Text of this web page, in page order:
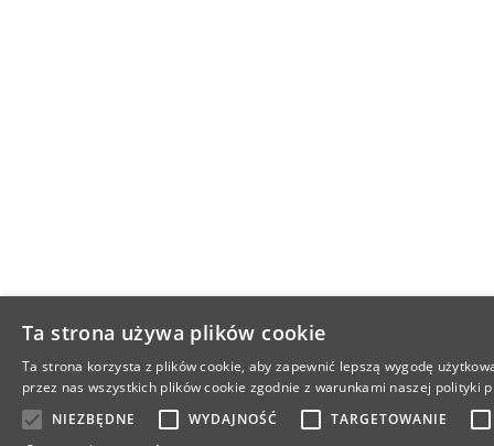
Ta strona używa plików cookie
Ta strona korzysta z plików cookie, aby zapewnić lepszą wygodę
przez nas wszystkich plików cookie zgodnie z warunkami naszej polityki
NIEZBĘDNE
WYDAJNOŚĆ
TARGETOWANIE